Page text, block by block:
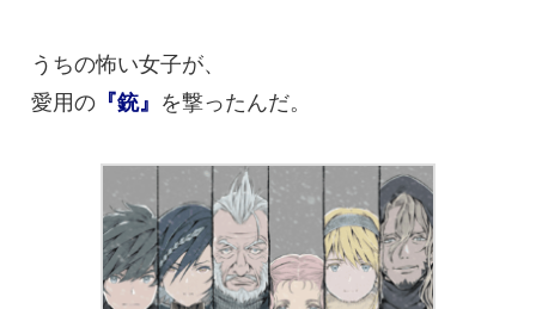
うちの怖い女子が、
愛用の 『銃』 を撃ったんだ。